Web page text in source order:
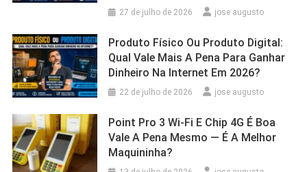
27 de julho de 2026 jose augusto
Produto Físico Ou Produto Digital:
Qual Vale Mais A Pena Para Ganhar
Dinheiro Na Internet Em 2026?
22 de julho de 2026 jose augusto
Point Pro 3 Wi‑Fi E Chip 4G É Boa
Vale A Pena Mesmo — É A Melhor
Maquininha?